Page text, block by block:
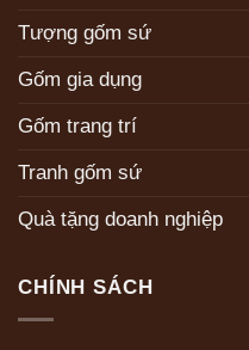
Tượng gốm sứ
Gốm gia dụng
Gốm trang trí
Tranh gốm sứ
Quà tặng doanh nghiệp
CHÍNH SÁCH